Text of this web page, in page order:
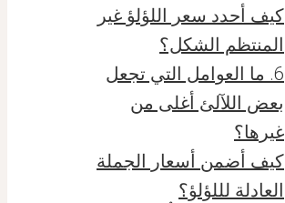
كيف أحدد سعر اللؤلؤ غير
المنتظم الشكل؟
6. ما العوامل التي تجعل
بعض اللآلئ أغلى من
غيرها؟
كيف أضمن أسعار الجملة
العادلة لللؤلؤ؟